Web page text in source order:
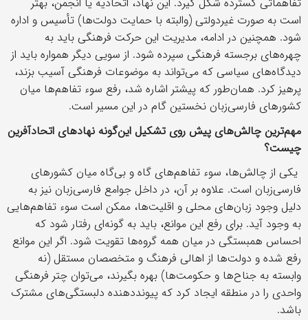
است به صورت غیردولتی (والبته با حمایت دولت‌ها) تأسیس و اداره
شود. همچنین در ادامه، مدیریت این حرکت فرهنگی باید به
چهره‌های برجسته فرهنگی سپرده شود. از سویی دیگر همواره باید از
دیدگاه‌های سیاسی که می‌تواند به موضوعات فرهنگی آسیب بزند،
پرهیز کرد. همان‌طور که پیشتر اشاره شد، رفع سوء تفاهم‌ها میان
کشورهای فارسی‌زبان نخستین گام در این مسیر است.
مهم‌ترین چالش‌های پیش روی تشکیل این‌گونه نهادهای اتحادآفرین
چیست؟
یکی از چالش‌ها، سوء تفاهم‌های گاه و بی‌گاه میان کشورهای
فارسی‌زبان است. علاوه بر آن، در داخل جوامع فارسی‌زبان نیز به
دلیل وجود زبان‌های محلی و اقلیت‌ها، ممکن است سوء تفاهم‌هایی
به وجود آید. برای رفع این موانع، باید به گونه‌ای رفتار شود که
احساس همبستگی در میان همه گروه‌ها تقویت شود. اگر این موانع
رفع شده و دولت‌ها از اهالی فرهنگ و متخصصان مستقل (نه
وابسته به جناح‌ها و حکومت‌ها) بهره بگیرند، می‌توان چتر فرهنگی
واحدی را در منطقه ایجاد کرد که پیونددهنده دلبستگی‌های مشترک
باشد.